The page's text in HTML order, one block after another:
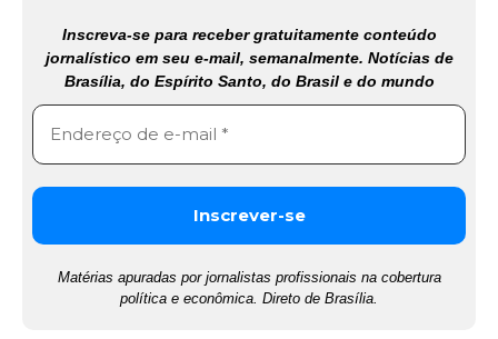
Inscreva-se para receber gratuitamente conteúdo
jornalístico em seu e-mail, semanalmente. Notícias de
Brasília, do Espírito Santo, do Brasil e do mundo
Matérias apuradas por jornalistas profissionais na cobertura
política e econômica. Direto de Brasília.